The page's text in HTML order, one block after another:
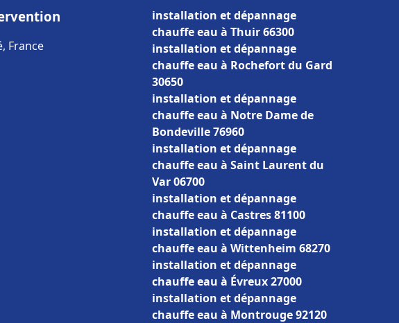
France
installation et dépannage
chauffe eau à Thuir 66300
installation et dépannage
chauffe eau à Rochefort du Gard
30650
installation et dépannage
chauffe eau à Notre Dame de
Bondeville 76960
installation et dépannage
chauffe eau à Saint Laurent du
Var 06700
installation et dépannage
chauffe eau à Castres 81100
installation et dépannage
chauffe eau à Wittenheim 68270
installation et dépannage
chauffe eau à Évreux 27000
installation et dépannage
chauffe eau à Montrouge 92120